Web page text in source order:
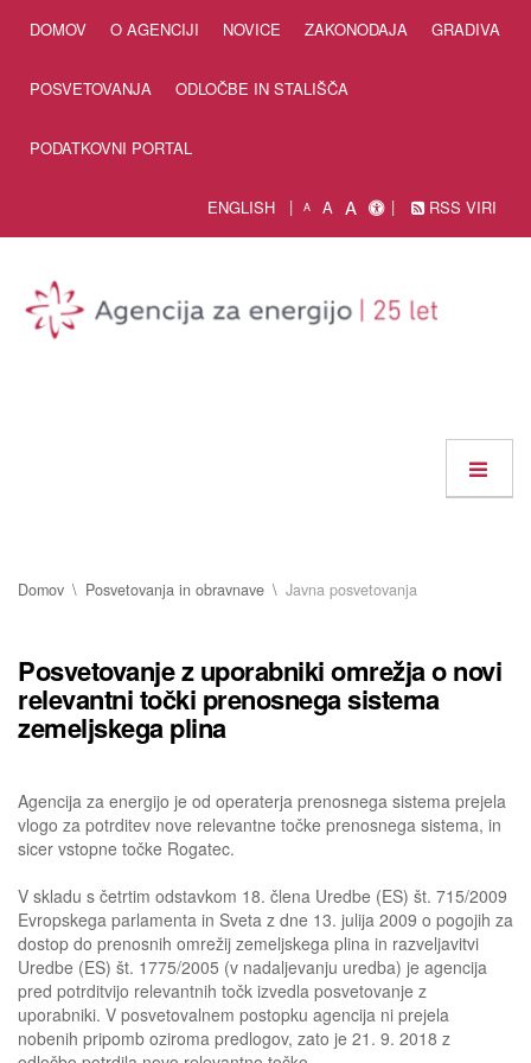
DOMOV O AGENCIJI NOVICE ZAKONODAJA GRADIVA
POSVETOVANJA ODLOČBE IN STALIŠČA
PODATKOVNI PORTAL
ENGLISH A A A RSS VIRI
Domov Posvetovanja in obravnave Javna posvetovanja
Posvetovanje z uporabniki omrežja o novi
relevantni točki prenosnega sistema
zemeljskega plina
Agencija za energijo je od operaterja prenosnega sistema prejela
vlogo za potrditev nove relevantne točke prenosnega sistema, in
sicer vstopne točke Rogatec.
V skladu s četrtim odstavkom 18. člena Uredbe (ES) št. 715/2009
Evropskega parlamenta in Sveta z dne 13. julija 2009 o pogojih za
dostop do prenosnih omrežij zemeljskega plina in razveljavitvi
Uredbe (ES) št. 1775/2005 (v nadaljevanju uredba) je agencija
pred potrditvijo relevantnih točk izvedla posvetovanje z
uporabniki. V posvetovalnem postopku agencija ni prejela
nobenih pripomb oziroma predlogov, zato je 21. 9. 2018 z